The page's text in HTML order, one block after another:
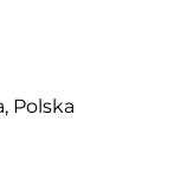
Polska